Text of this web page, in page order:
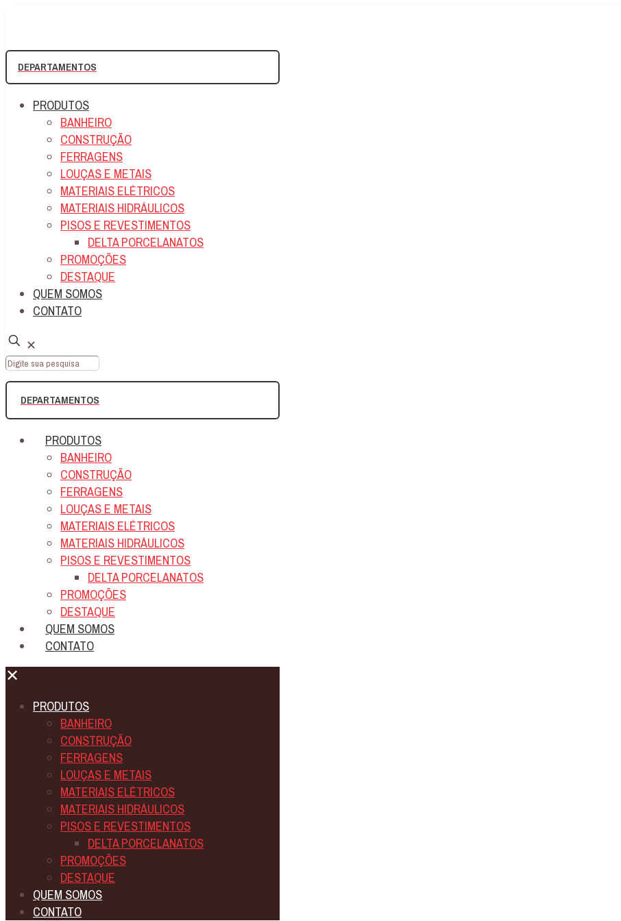
DEPARTAMENTOS
PRODUTOS
BANHEIRO
CONSTRUÇÃO
FERRAGENS
LOUÇAS E METAIS
MATERIAIS ELÉTRICOS
MATERIAIS HIDRÁULICOS
PISOS E REVESTIMENTOS
DELTA PORCELANATOS
PROMOÇÕES
DESTAQUE
QUEM SOMOS
CONTATO
✕
DEPARTAMENTOS
PRODUTOS
BANHEIRO
CONSTRUÇÃO
FERRAGENS
LOUÇAS E METAIS
MATERIAIS ELÉTRICOS
MATERIAIS HIDRÁULICOS
PISOS E REVESTIMENTOS
DELTA PORCELANATOS
PROMOÇÕES
DESTAQUE
QUEM SOMOS
CONTATO
✕
PRODUTOS
BANHEIRO
CONSTRUÇÃO
FERRAGENS
LOUÇAS E METAIS
MATERIAIS ELÉTRICOS
MATERIAIS HIDRÁULICOS
PISOS E REVESTIMENTOS
DELTA PORCELANATOS
PROMOÇÕES
DESTAQUE
QUEM SOMOS
CONTATO